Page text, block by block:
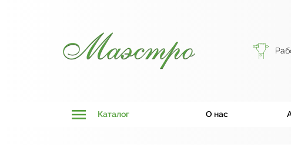
Каталог О нас